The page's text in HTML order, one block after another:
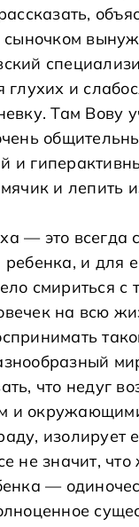
сыночком
глухих и
Там Вову
и
и лепить
— это всегда
и для
смириться с
на всю
что недуг
и
изолирует
не значит,
—